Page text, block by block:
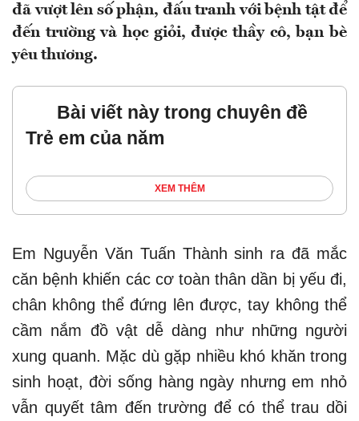
đã vượt lên số phận, đấu tranh với bệnh tật để
đến trường và học giỏi, được thầy cô, bạn bè
yêu thương.
Bài viết này trong chuyên đề
Trẻ em của năm
XEM THÊM
Em Nguyễn Văn Tuấn Thành sinh ra đã mắc
căn bệnh khiến các cơ toàn thân dần bị yếu đi,
chân không thể đứng lên được, tay không thể
cầm nắm đồ vật dễ dàng như những người
xung quanh. Mặc dù gặp nhiều khó khăn trong
sinh hoạt, đời sống hàng ngày nhưng em nhỏ
vẫn quyết tâm đến trường để có thể trau dồi